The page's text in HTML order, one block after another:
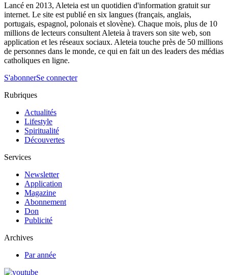
Lancé en 2013, Aleteia est un quotidien d'information gratuit sur
internet. Le site est publié en six langues (français, anglais,
portugais, espagnol, polonais et slovène). Chaque mois, plus de 10
millions de lecteurs consultent Aleteia à travers son site web, son
application et les réseaux sociaux. Aleteia touche près de 50 millions
de personnes dans le monde, ce qui en fait un des leaders des médias
catholiques en ligne.
S'abonnerSe connecter
Rubriques
Actualités
Lifestyle
Spiritualité
Découvertes
Services
Newsletter
Application
Magazine
Abonnement
Don
Publicité
Archives
Par année